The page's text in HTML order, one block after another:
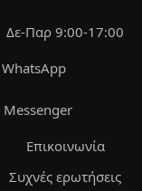
Δε-Παρ 9:00-17:00
WhatsApp
Messenger
Επικοινωνία
Συχνές ερωτήσεις